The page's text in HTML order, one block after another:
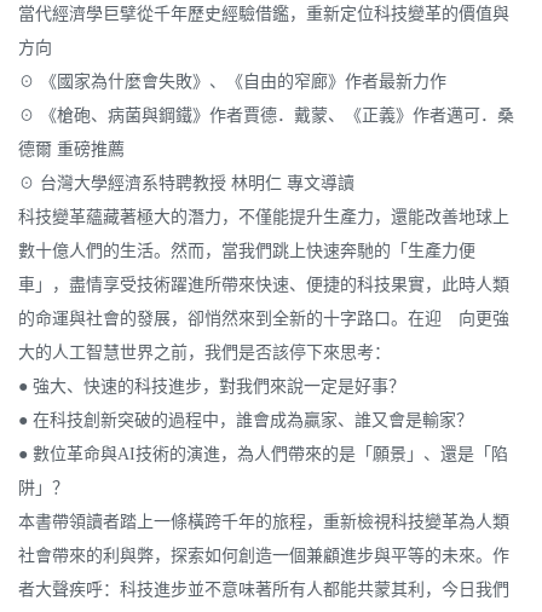
當代經濟學巨擘從千年歷史經驗借鑑，重新定位科技變革的價值與
方向
☉ 《國家為什麼會失敗》、《自由的窄廊》作者最新力作
☉ 《槍砲、病菌與鋼鐵》作者賈德．戴蒙、《正義》作者邁可．桑
德爾 重磅推薦
☉ 台灣大學經濟系特聘教授 林明仁 專文導讀
科技變革蘊藏著極大的潛力，不僅能提升生產力，還能改善地球上
數十億人們的生活。然而，當我們跳上快速奔馳的「生產力便
車」，盡情享受技術躍進所帶來快速、便捷的科技果實，此時人類
的命運與社會的發展，卻悄然來到全新的十字路口。在迎 向更強
大的人工智慧世界之前，我們是否該停下來思考：
● 強大、快速的科技進步，對我們來說一定是好事？
● 在科技創新突破的過程中，誰會成為贏家、誰又會是輸家？
● 數位革命與AI技術的演進，為人們帶來的是「願景」、還是「陷
阱」？
本書帶領讀者踏上一條橫跨千年的旅程，重新檢視科技變革為人類
社會帶來的利與弊，探索如何創造一個兼顧進步與平等的未來。作
者大聲疾呼：科技進步並不意味著所有人都能共蒙其利，今日我們